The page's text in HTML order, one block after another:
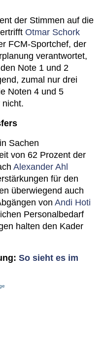
der Stimmen auf die
Otmar Schork
FCM-Sportchef, der
verantwortet,
Note 1 und 2
zumal nur drei
Noten 4 und 5
nicht.
Sachen
von 62 Prozent der
Alexander Ahl
für den
überwiegend auch
von Andi Hoti
Personalbedarf
halten den Kader
So sieht es im